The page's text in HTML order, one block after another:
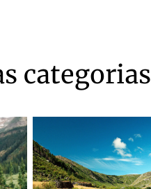
categorias